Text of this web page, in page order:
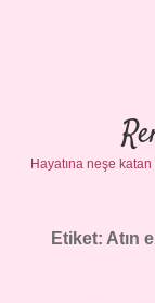
Hayatına neşe
Etiket: Atın